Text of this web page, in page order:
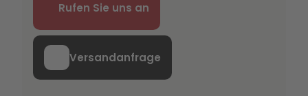
Rufen Sie uns an
Versandanfrage